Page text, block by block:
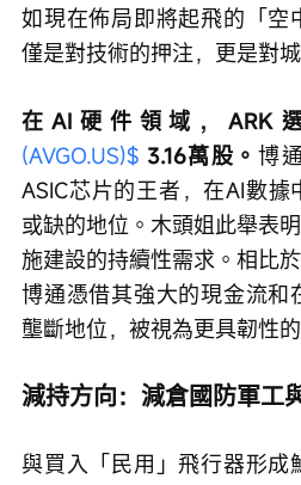
如現在佈局即將起飛的「空
僅是對技術的押注，更是對
在AI硬件領域，ARK
(AVGO.US)$ 3.16萬股。博
ASIC芯片的王者，在AI數
或缺的地位。木頭姐此舉表
施建設的持續性需求。相比
博通憑借其強大的現金流和
壟斷地位，被視為更具韌性
減持方向：減倉國防軍工
與買入「民用」飛行器形成